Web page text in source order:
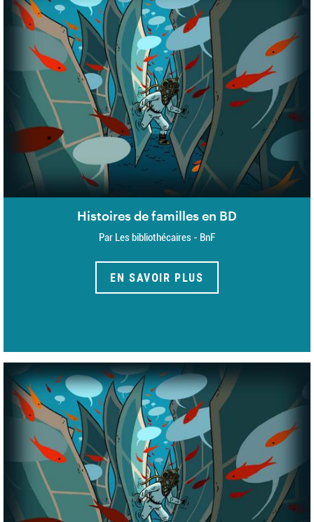
Histoires de familles en BD
Par Les bibliothécaires - BnF
EN SAVOIR PLUS